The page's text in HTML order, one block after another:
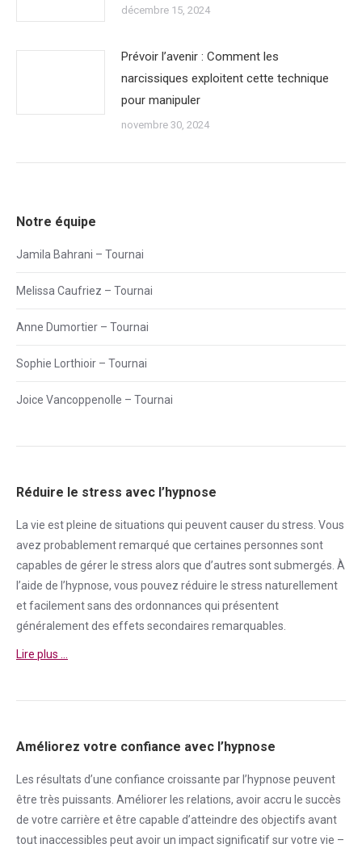
décembre 15, 2024
Prévoir l’avenir : Comment les
narcissiques exploitent cette technique
pour manipuler
novembre 30, 2024
Notre équipe
Jamila Bahrani – Tournai
Melissa Caufriez – Tournai
Anne Dumortier – Tournai
Sophie Lorthioir – Tournai
Joice Vancoppenolle – Tournai
Réduire le stress avec l’hypnose
La vie est pleine de situations qui peuvent causer du stress . Vous
avez probablement remarqué que certaines personnes sont
capables de gérer le stress alors que d’autres sont submergés. À
l’aide de l’hypnose, vous pouvez réduire le stress naturellement
et facilement sans des ordonnances qui présentent
généralement des effets secondaires remarquables.
Lire plus …
Améliorez votre confiance avec l’hypnose
Les résultats d’une confiance croissante par l’hypnose peuvent
être très puissants. Améliorer les relations, avoir accru le succès
de votre carrière et être capable d’atteindre des objectifs avant
tout inaccessibles peut avoir un impact significatif sur votre vie –